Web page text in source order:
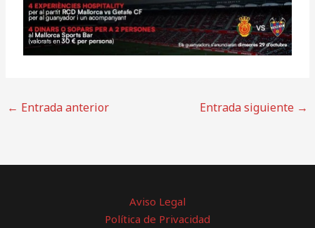
← Entrada anterior Entrada siguiente →
Aviso Legal
Política de Privacidad